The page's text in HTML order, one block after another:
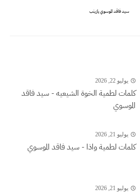
سيد فاقد الموسوي يازينب
يوليو 22, 2026
كلمات لطمية الخوة الشيعيه - سيد فاقد
الموسوي
يوليو 21, 2026
كلمات لطمية واذا - سيد فاقد الموسوي
يوليو 21, 2026